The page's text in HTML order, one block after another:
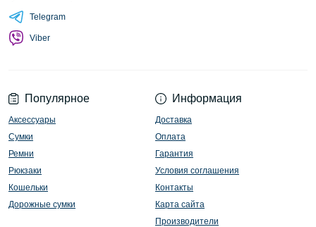
Популярное
Аксессуары
Сумки
Ремни
Рюкзаки
Кошельки
Дорожные сумки
Информация
Доставка
Оплата
Гарантия
Условия соглашения
Контакты
Карта сайта
Производители
Telegram
Viber